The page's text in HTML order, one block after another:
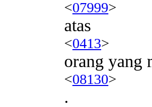
<07999>
atas
<0413>
orang yang
<08130>
.